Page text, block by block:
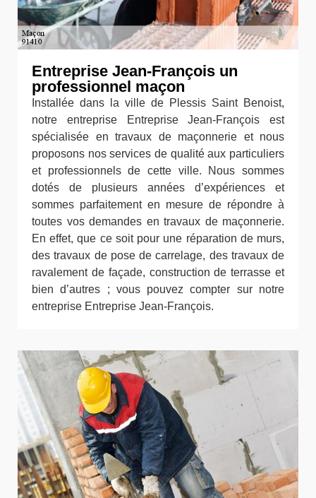
Entreprise Jean-François un
professionnel maçon
Installée dans la ville de Plessis Saint Benoist,
notre entreprise Entreprise Jean-François est
spécialisée en travaux de maçonnerie et nous
proposons nos services de qualité aux particuliers
et professionnels de cette ville. Nous sommes
dotés de plusieurs années d’expériences et
sommes parfaitement en mesure de répondre à
toutes vos demandes en travaux de maçonnerie.
En effet, que ce soit pour une réparation de murs,
des travaux de pose de carrelage, des travaux de
ravalement de façade, construction de terrasse et
bien d’autres ; vous pouvez compter sur notre
entreprise Entreprise Jean-François.